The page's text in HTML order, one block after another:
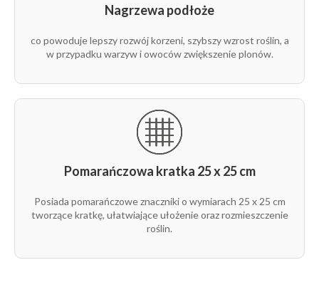
Nagrzewa podłoże
co powoduje lepszy rozwój korzeni, szybszy wzrost roślin, a
w przypadku warzyw i owoców zwiększenie plonów.
Pomarańczowa kratka 25 x 25 cm
Posiada pomarańczowe znaczniki o wymiarach 25 x 25 cm
tworzące kratkę, ułatwiające ułożenie oraz rozmieszczenie
roślin.